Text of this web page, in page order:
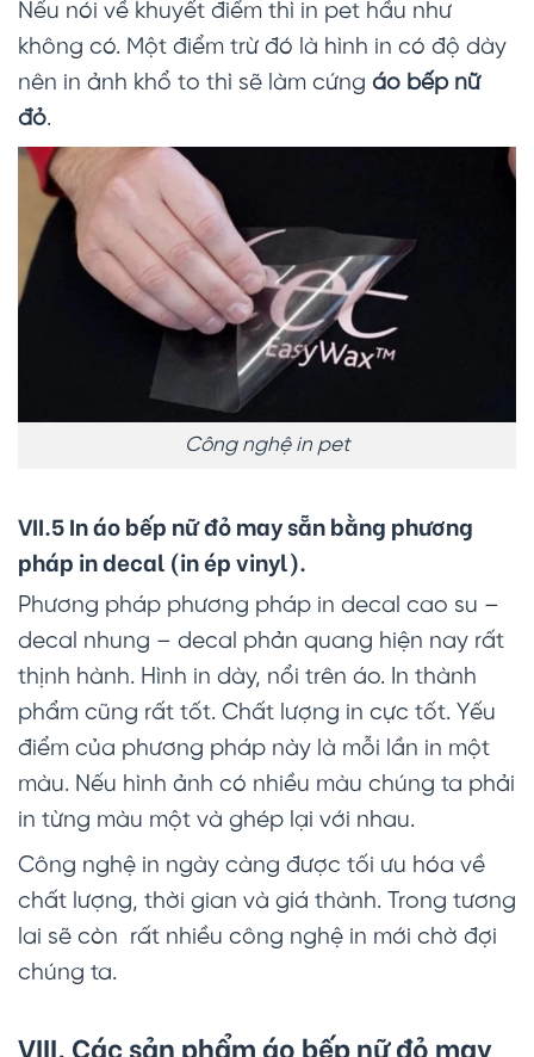
Nếu nói về khuyết điểm thì in pet hầu như
không có. Một điểm trừ đó là hình in có độ dày
nên in ảnh khổ to thì sẽ làm cứng áo bếp nữ
đỏ.
Công nghệ in pet
VII.5 In áo bếp nữ đỏ may sẵn bằng phương
pháp in decal (in ép vinyl).
Phương pháp phương pháp in decal cao su –
decal nhung – decal phản quang hiện nay rất
thịnh hành. Hình in dày, nổi trên áo. In thành
phẩm cũng rất tốt. Chất lượng in cực tốt. Yếu
điểm của phương pháp này là mỗi lần in một
màu. Nếu hình ảnh có nhiều màu chúng ta phải
in từng màu một và ghép lại với nhau.
Công nghệ in ngày càng được tối ưu hóa về
chất lượng, thời gian và giá thành. Trong tương
lai sẽ còn rất nhiều công nghệ in mới chờ đợi
chúng ta.
VIII. Các sản phẩm áo bếp nữ đỏ may